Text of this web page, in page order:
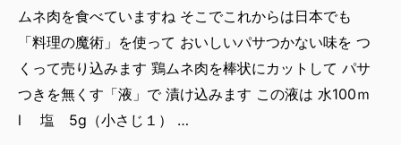
ムネ肉を食べていますね そこでこれからは日本でも
「料理の魔術」を使って おいしいパサつかない味を つ
くって売り込みます 鶏ムネ肉を棒状にカットして パサ
つきを無くす「液」で 漬け込みます この液は 水100ｍ
l 塩 5g（小さじ１） …